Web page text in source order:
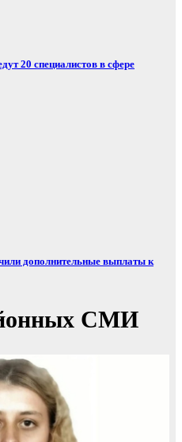
20 специалистов в сфере
дополнительные выплаты к